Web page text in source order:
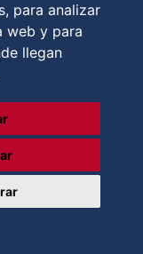
para analizar
web y para
llegan